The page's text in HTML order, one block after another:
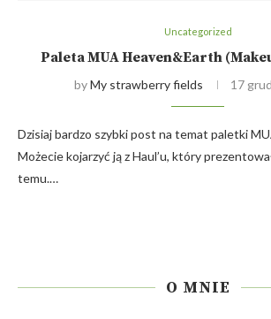
Uncategorized
Paleta MUA Heaven&Earth
byMy strawberry fields 17
Dzisiaj bardzo szybki post na temat paletki
Możecie kojarzyć ją z Haul’u, który
temu.…
O MNIE